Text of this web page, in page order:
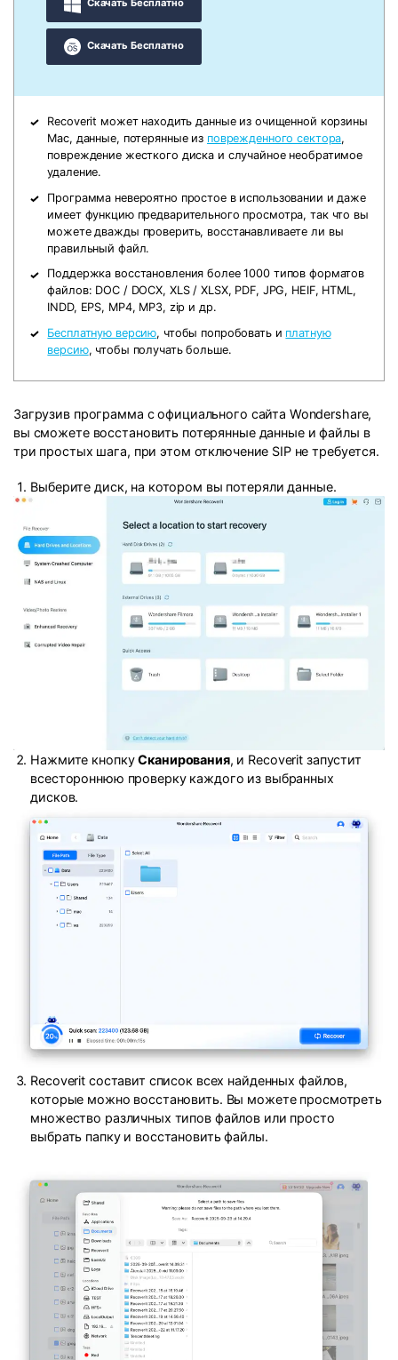
Скачать Бесплатно
Скачать Бесплатно
Recoverit может находить данные из очищенной корзины
Mac, данные, потерянные из поврежденного сектора,
повреждение жесткого диска и случайное необратимое
удаление.
Программа невероятно простое в использовании и даже
имеет функцию предварительного просмотра, так что вы
можете дважды проверить, восстанавливаете ли вы
правильный файл.
Поддержка восстановления более 1000 типов форматов
файлов: DOC / DOCX, XLS / XLSX, PDF, JPG, HEIF, HTML,
INDD, EPS, MP4, MP3, zip и др.
Бесплатную версию, чтобы попробовать и платную
версию, чтобы получать больше.
Загрузив программа с официального сайта Wondershare,
вы сможете восстановить потерянные данные и файлы в
три простых шага, при этом отключение SIP не требуется.
Выберите диск, на котором вы потеряли данные.
Нажмите кнопку Сканирования, и Recoverit запустит
всестороннюю проверку каждого из выбранных
дисков.
Recoverit составит список всех найденных файлов,
которые можно восстановить. Вы можете просмотреть
множество различных типов файлов или просто
выбрать папку и восстановить файлы.